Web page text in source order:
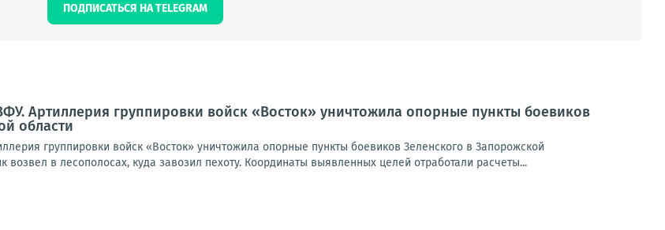
ПОДПИСАТЬСЯ НА TELEGRAM
Артиллерия группировки войск «Восток» уничтожила опорные пункты боевиков
области
группировки войск «Восток» уничтожила опорные пункты боевиков Зеленского в Запорожской
возвел в лесополосах, куда завозил пехоту. Координаты выявленных целей отработали расчеты...